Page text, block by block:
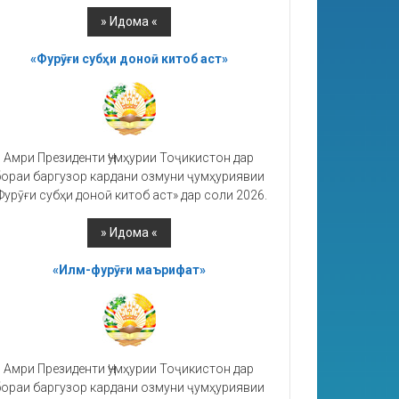
«Фурӯғи субҳи доноӣ китоб аст»
Амри Президенти Ҷумҳурии Тоҷикистон дар
баргузор кардани озмуни ҷумҳуриявии
субҳи доноӣ китоб аст» дар соли 2026.
«Илм-фурӯғи маърифат»
Амри Президенти Ҷумҳурии Тоҷикистон дар
баргузор кардани озмуни ҷумҳуриявии